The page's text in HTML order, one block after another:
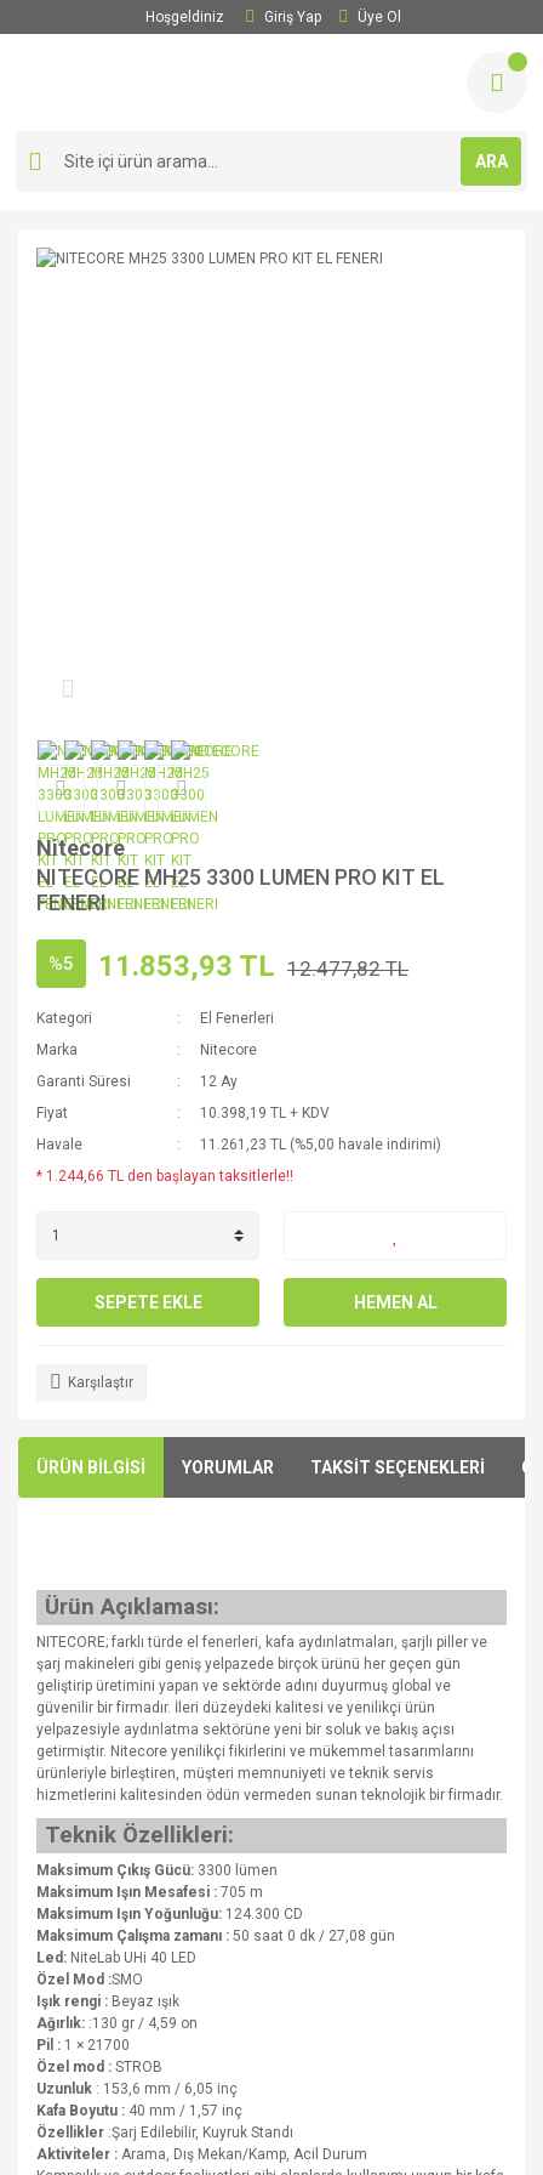
Hoşgeldiniz Giriş Yap Üye Ol
ARA
Nitecore
NITECORE MH25 3300 LUMEN PRO KIT EL
FENERI
%5 11.853,93 TL 12.477,82 TL
Kategori
El Fenerleri
Marka
Nitecore
Garanti Süresi
12 Ay
Fiyat
10.398,19 TL + KDV
Havale
11.261,23 TL (%5,00 havale indirimi)
* 1.244,66 TL den başlayan taksitlerle!!
SEPETE EKLE HEMEN AL
Karşılaştır
ÜRÜN BİLGİSİ YORUMLAR TAKSİT SEÇENEKLERİ
Ürün Açıklaması:
NITECORE; farklı türde el fenerleri, kafa aydınlatmaları, şarjlı piller ve
şarj makineleri gibi geniş yelpazede birçok ürünü her geçen gün
geliştirip üretimini yapan ve sektörde adını duyurmuş global ve
güvenilir bir firmadır. İleri düzeydeki kalitesi ve yenilikçi ürün
yelpazesiyle aydınlatma sektörüne yeni bir soluk ve bakış açısı
getirmiştir. Nitecore yenilikçi fikirlerini ve mükemmel tasarımlarını
ürünleriyle birleştiren, müşteri memnuniyeti ve teknik servis
hizmetlerini kalitesinden ödün vermeden sunan teknolojik bir firmadır.
Teknik Özellikleri:
Maksimum Çıkış Gücü: 3300 lümen
Maksimum Işın Mesafesi : 705 m
Maksimum Işın Yoğunluğu: 124.300 CD
Maksimum Çalışma zamanı : 50 saat 0 dk / 27,08 gün
Led: NiteLab UHi 40 LED
Özel Mod :SMO
Işık rengi : Beyaz ışık
Ağırlık: :130 gr / 4,59 on
Pil : 1 × 21700
Özel mod : STROB
Uzunluk : 153,6 mm / 6,05 inç
Kafa Boyutu : 40 mm / 1,57 inç
Özellikler :Şarj Edilebilir, Kuyruk Standı
Aktiviteler : Arama, Dış Mekan/Kamp, Acil Durum